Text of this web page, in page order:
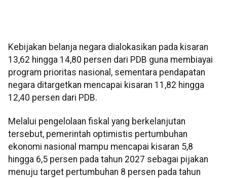
Kebijakan belanja negara dialokasikan pada kisaran
13,62 hingga 14,80 persen dari PDB guna membiayai
program prioritas nasional, sementara pendapatan
negara ditargetkan mencapai kisaran 11,82 hingga
12,40 persen dari PDB.
Melalui pengelolaan fiskal yang berkelanjutan
tersebut, pemerintah optimistis pertumbuhan
ekonomi nasional mampu mencapai kisaran 5,8
hingga 6,5 persen pada tahun 2027 sebagai pijakan
menuju target pertumbuhan 8 persen pada tahun